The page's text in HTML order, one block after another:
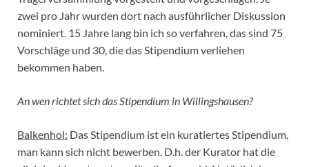
zwei pro Jahr wurden dort nach ausführlicher Diskussion
nominiert. 15 Jahre lang bin ich so verfahren, das sind 75
Vorschläge und 30, die das Stipendium verliehen
bekommen haben.
An wen richtet sich das Stipendium in Willingshausen?
Balkenhol: Das Stipendium ist ein kuratiertes Stipendium,
man kann sich nicht bewerben. D.h. der Kurator hat die